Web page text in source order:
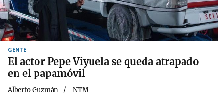
GENTE
El actor Pepe Viyuela se queda atrapado
en el papamóvil
Alberto Guzmán NTM